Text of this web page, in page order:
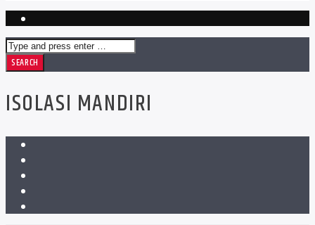
ISOLASI MANDIRI